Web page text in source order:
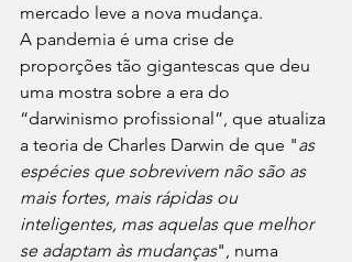
mercado leve a nova mudança.
A pandemia é uma crise de
proporções tão gigantescas que deu
uma mostra sobre a era do
“darwinismo profissional”, que atualiza
a teoria de Charles Darwin de que "as
espécies que sobrevivem não são as
mais fortes, mais rápidas ou
inteligentes, mas aquelas que melhor
se adaptam às mudanças", numa